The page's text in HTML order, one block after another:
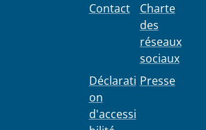
Contact
Déclarati
on
d'accessi
Charte
des
réseaux
sociaux
Presse